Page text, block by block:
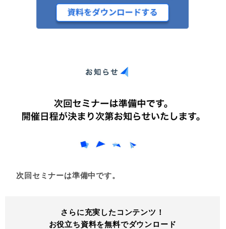
次回セミナーは準備中です。
さらに充実したコンテンツ！
お役立ち資料を無料でダウンロード